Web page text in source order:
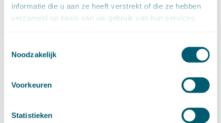
informatie die u aan ze heeft verstrekt of die ze hebben
verzameld op basis van uw gebruik van hun services.
Noodzakelijk
Voorkeuren
Statistieken
►
2024 (161)
december (16)
november (17)
augustus (10)
juni (7)
maart (17)